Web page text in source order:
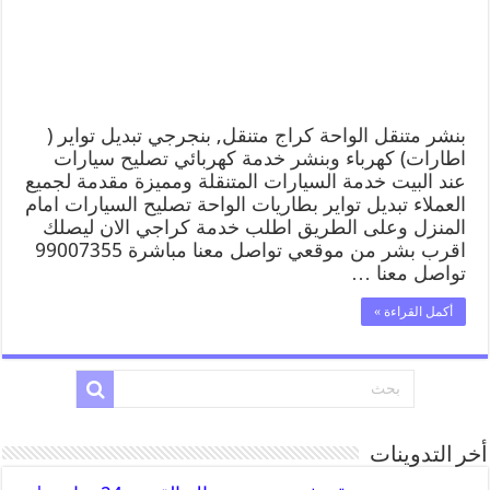
بنشر متنقل الواحة كراج متنقل, بنجرجي تبديل تواير (
اطارات) كهرباء وبنشر خدمة كهربائي تصليح سيارات
عند البيت خدمة السيارات المتنقلة ومميزة مقدمة لجميع
العملاء تبديل تواير بطاريات الواحة تصليح السيارات امام
المنزل وعلى الطريق اطلب خدمة كراجي الان ليصلك
اقرب بشر من موقعي تواصل معنا مباشرة 99007355
تواصل معنا …
أكمل القراءة »
أخر التدوينات